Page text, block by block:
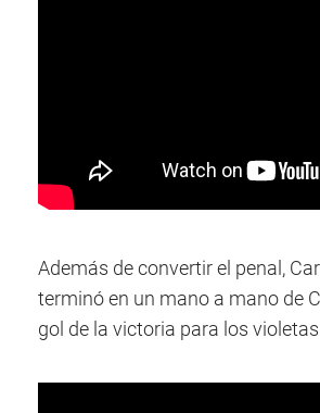
Además de convertir el penal,
terminó en un mano a mano de
gol de la victoria para los